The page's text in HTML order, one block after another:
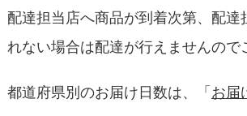
配達担当店へ商品が到着次第、配
れない場合は配達が行えませんので
都道府県別のお届け日数は、「 お届